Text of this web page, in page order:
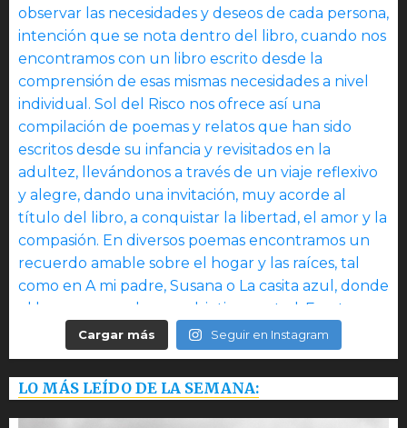
Cargar más Seguir en Instagram
LO MÁS LEÍDO DE LA SEMANA: